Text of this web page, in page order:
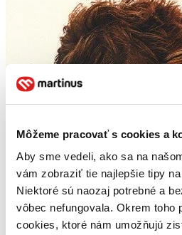
Môžeme pracovať s cookies a
Aby sme vedeli, ako sa na
vám zobraziť tie najlepšie tipy
Niektoré sú naozaj potrebné a
vôbec nefungovala. Okrem toho
cookies, ktoré nám umožňujú